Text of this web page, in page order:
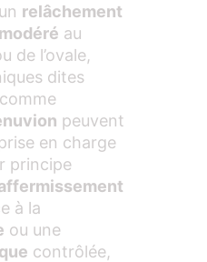
relâchement
au
de l’ovale,
dites
peuvent
en charge
principe
à la
ou une
contrôlée,